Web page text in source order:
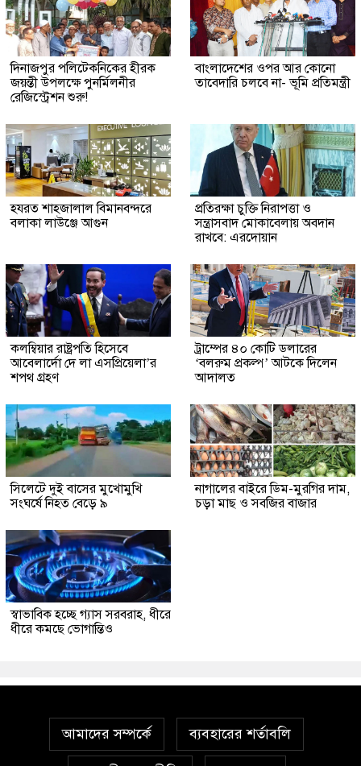
দিনাজপুর পলিটেকনিকের হীরক
জয়ন্তী উপলক্ষে পুনর্মিলনীর
রেজিস্ট্রেশন শুরু!
বাংলাদেশের ওপর আর কোনো
তাবেদারি চলবে না- ভূমি প্রতিমন্ত্রী
হযরত শাহজালাল বিমানবন্দরে
বলাকা লাউঞ্জে আগুন
প্রতিরক্ষা চুক্তি নিরাপত্তা ও
সন্ত্রাসবাদ মোকাবেলায় অবদান
রাখবে: এরদোয়ান
কলম্বিয়ার রাষ্ট্রপতি হিসেবে
আবেলার্দো দে লা এসপ্রিয়েলা’র
শপথ গ্রহণ
ট্রাম্পের ৪০ কোটি ডলারের
‘বলরুম প্রকল্প’ আটকে দিলেন
আদালত
সিলেটে দুই বাসের মুখোমুখি
সংঘর্ষে নিহত বেড়ে ৯
নাগালের বাইরে ডিম-মুরগির দাম,
চড়া মাছ ও সবজির বাজার
স্বাভাবিক হচ্ছে গ্যাস সরবরাহ, ধীরে
ধীরে কমছে ভোগান্তিও
আমাদের সম্পর্কে ব্যবহারের শর্তাবলি